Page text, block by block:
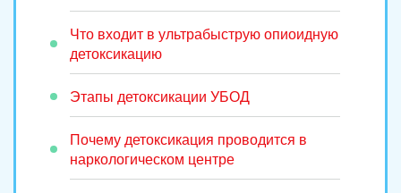
Что входит в ультрабыструю опиоидную
детоксикацию
Этапы детоксикации УБОД
Почему детоксикация проводится в
наркологическом центре